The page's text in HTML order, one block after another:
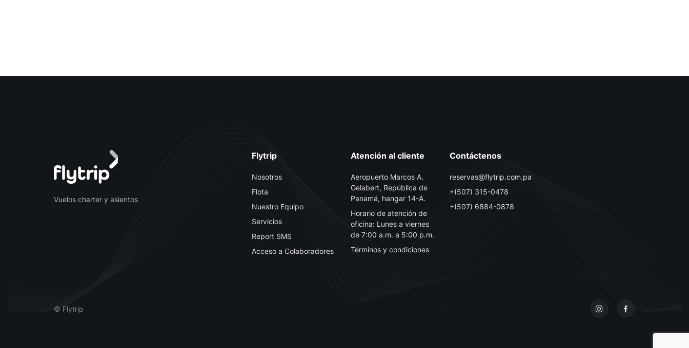
Vuelos charter y asientos
Flytrip
Nosotros
Flota
Nuestro Equipo
Servicios
Report SMS
Acceso a Colaboradores
Atención al cliente
Aeropuerto Marcos A.
Gelabert, República de
Panamá, hangar 14-A.
Horario de atención de
oficina: Lunes a viernes
de 7:00 a.m. a 5:00 p.m.
Términos y condiciones
Contáctenos
reservas@flytrip.com.pa
+(507) 315-0478
+(507) 6884-0878
© Flytrip